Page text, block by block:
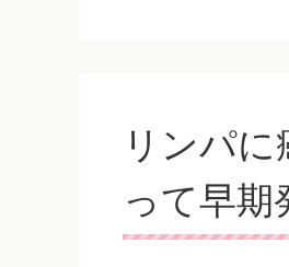
リンパ
って早期